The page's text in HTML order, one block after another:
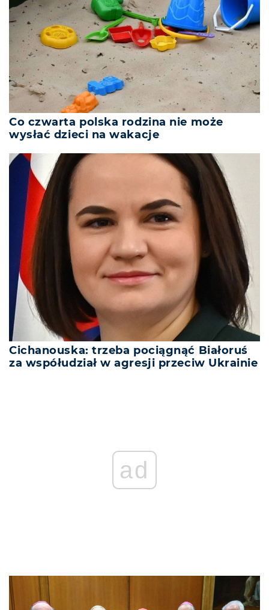
Co czwarta polska rodzina nie może
wysłać dzieci na wakacje
Cichanouska: trzeba pociągnąć Białoruś
za współudział w agresji przeciw Ukrainie
ad